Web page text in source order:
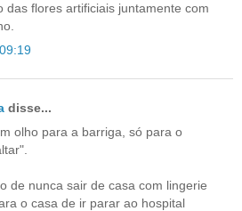
das flores artificiais juntamente com
disse...
olho para a barriga, só para o
de nunca sair de casa com lingerie
o casa de ir parar ao hospital